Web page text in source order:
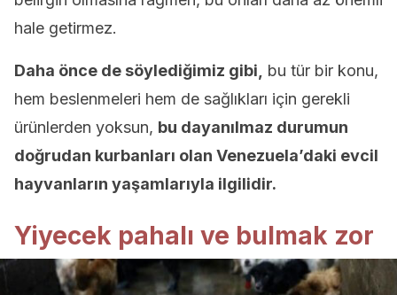
hale getirmez.
Daha önce de söylediğimiz gibi,
bu tür bir konu,
hem beslenmeleri hem de sağlıkları için gerekli
ürünlerden yoksun, bu dayanılmaz durumun
doğrudan kurbanları olan Venezuela’daki evcil
hayvanların yaşamlarıyla ilgilidir.
Yiyecek pahalı ve bulmak zor